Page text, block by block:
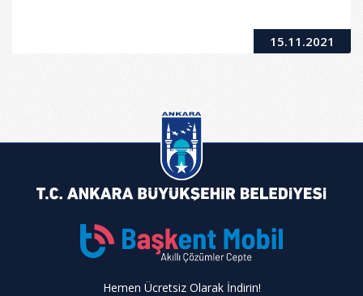
15.11.2021
Hemen Ücretsiz Olarak İndirin!